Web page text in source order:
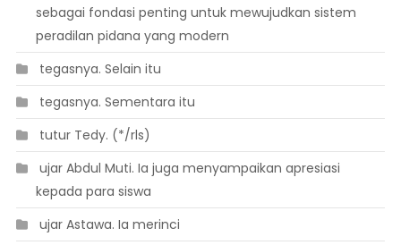
sebagai fondasi penting untuk mewujudkan sistem
peradilan pidana yang modern
 tegasnya. Selain itu
 tegasnya. Sementara itu
 tutur Tedy. (*/rls)
 ujar Abdul Muti. Ia juga menyampaikan apresiasi
kepada para siswa
 ujar Astawa. Ia merinci